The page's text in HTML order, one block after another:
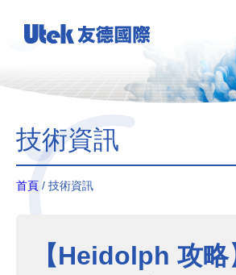
技術資訊
首頁 / 技術資訊
【Heidolph 攻